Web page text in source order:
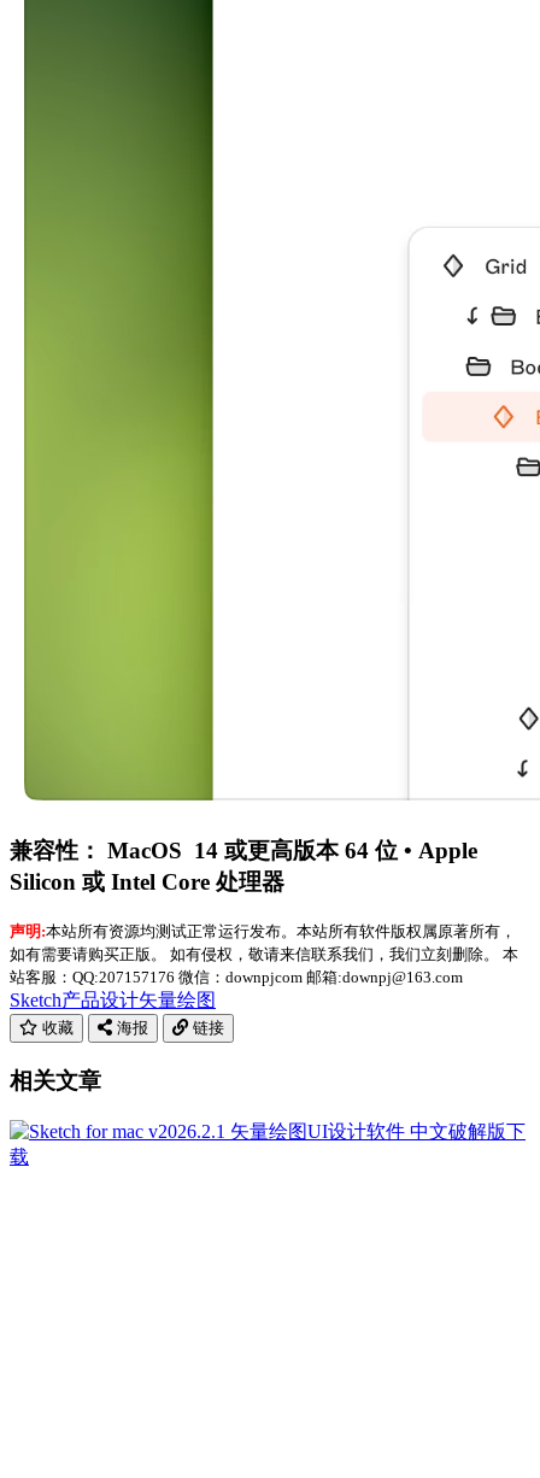
兼容性： MacOS 14 或更高版本 64 位 • Apple
Silicon 或 Intel Core 处理器
声明:本站所有资源均测试正常运行发布。本站所有软件版权属原著所有，
如有需要请购买正版。 如有侵权，敬请来信联系我们，我们立刻删除。 本
站客服：QQ:207157176 微信：downpjcom 邮箱:downpj@163.com
Sketch产品设计矢量绘图
收藏 海报 链接
相关文章